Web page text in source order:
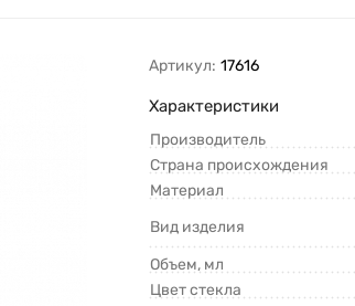
Артикул: 17616
Характеристики
Производитель
Страна происхождения
Материал
Вид изделия
Объем, мл
Цвет стекла